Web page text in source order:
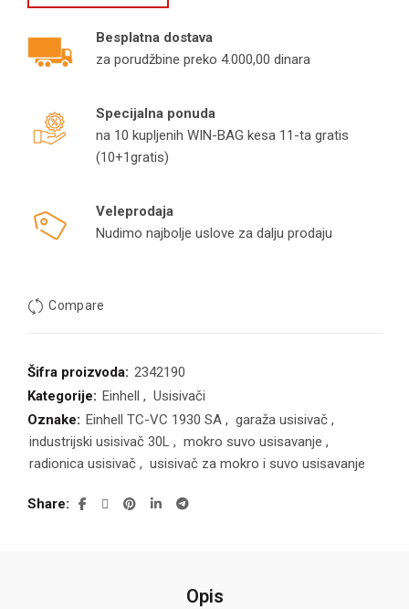
Besplatna dostava
za porudžbine preko 4.000,00 dinara
Specijalna ponuda
na 10 kupljenih WIN-BAG kesa 11-ta gratis
(10+1gratis)
Veleprodaja
Nudimo najbolje uslove za dalju prodaju
Compare
Šifra proizvoda: 2342190
Kategorije: Einhell , Usisivači
Oznake: Einhell TC-VC 1930 SA , garaža usisivač ,
industrijski usisivač 30L , mokro suvo usisavanje ,
radionica usisivač , usisivač za mokro i suvo usisavanje
Share
Opis